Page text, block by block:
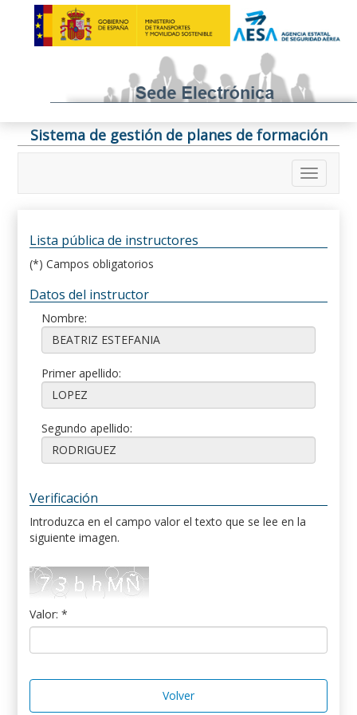
Sistema de gestión de planes de formación
Lista pública de instructores
(*) Campos obligatorios
Datos del instructor
Nombre:
Primer apellido:
Segundo apellido:
Verificación
Introduzca en el campo valor el texto que se lee en la
siguiente imagen.
Valor: *
Volver